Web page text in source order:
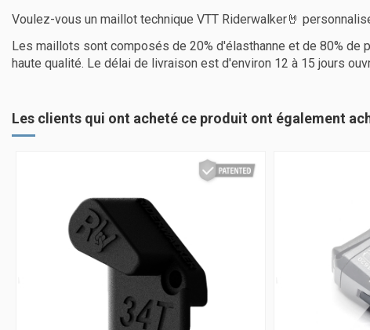
Voulez-vous un maillot technique VTT Riderwalker🤘
Les maillots sont composés de 20% d'élasthanne et de 80%
haute qualité. Le délai de livraison est d'environ 12 à 15 jours
Les clients qui ont acheté ce produit ont également